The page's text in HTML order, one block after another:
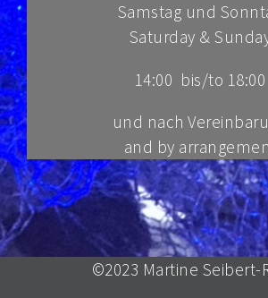
Samstag und
Saturday &
14:00 bis/to 18:00
und nach
and by
©2023 Martine Seibert-